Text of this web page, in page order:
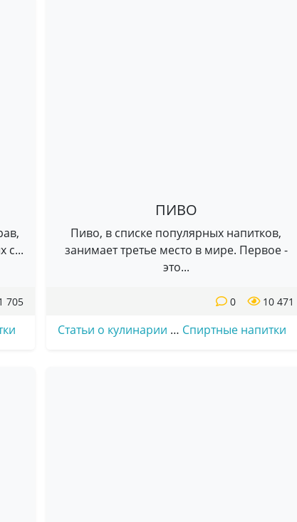
с...
705
ПИВО
Пиво, в списке популярных напитков,
занимает третье место в мире. Первое -
это...
10 471
0
Статьи о кулинарии … Спиртные напитки